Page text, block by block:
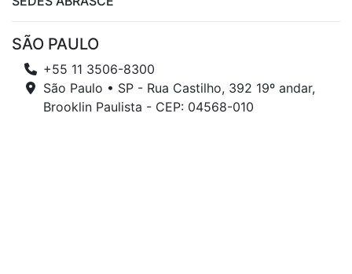
SÃO PAULO
+55 11 3506-8300
São Paulo • SP - Rua Castilho, 392 19º andar,
Brooklin Paulista - CEP: 04568-010